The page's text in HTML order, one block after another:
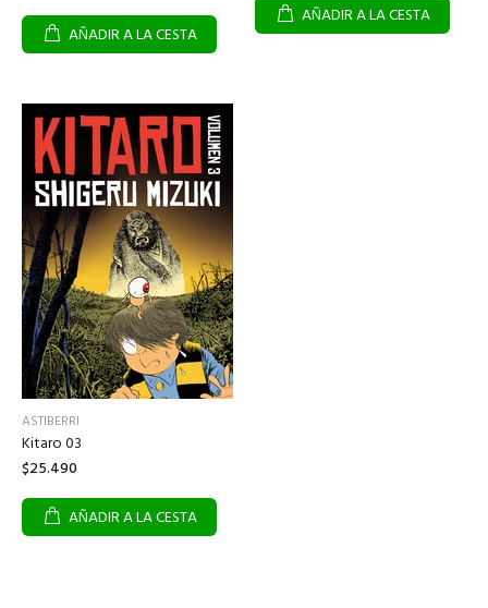
AÑADIR A LA CESTA
AÑADIR A LA CESTA
ASTIBERRI
Kitaro 03
$25.490
AÑADIR A LA CESTA